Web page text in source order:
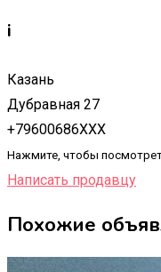
i
Казань
Дубравная 27
+79600686XXX
Нажмите, чтобы
Написать продавцу
Похожие